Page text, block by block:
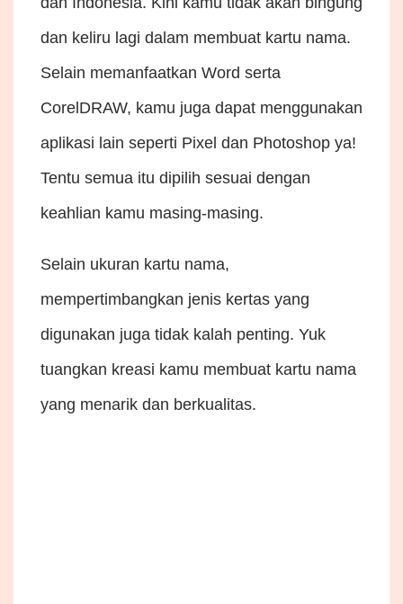
dan keliru lagi dalam membuat kartu nama.
Selain memanfaatkan Word serta
CorelDRAW, kamu juga dapat menggunakan
aplikasi lain seperti Pixel dan Photoshop ya!
Tentu semua itu dipilih sesuai dengan
keahlian kamu masing-masing.
Selain ukuran kartu nama,
mempertimbangkan jenis kertas yang
digunakan juga tidak kalah penting. Yuk
tuangkan kreasi kamu membuat kartu nama
yang menarik dan berkualitas.